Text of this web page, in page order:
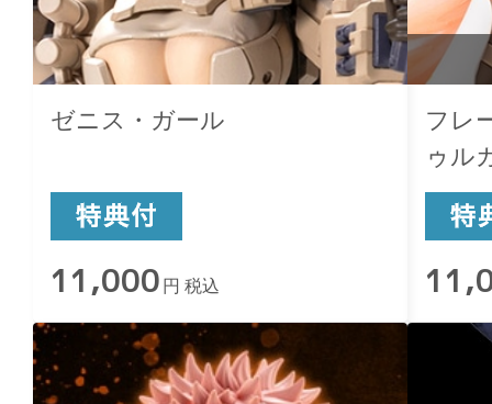
ゼニス・ガール
11,000 円 税込
フレ
ゥル
Ver. -